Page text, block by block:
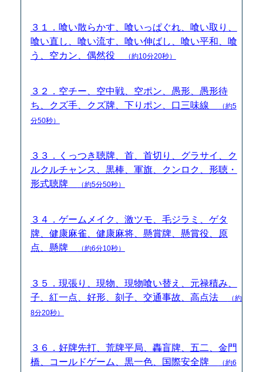
３１．喰い散らかす、喰いっぱぐれ、喰い取り、
喰い直し、喰い流す、喰い伸ばし、喰い平和、喰
う、空カン、偶然役
（約10分20秒）
３２．空チー、空中戦、空ポン、愚形、愚形待
ち、クズ手、クズ牌、下りポン、口三味線
（約5
分50秒）
３３．くっつき聴牌、首、首切り、グラサイ、ク
ルクルチャンス、黒棒、軍旗、クンロク、形聴・
形式聴牌
（約5分50秒）
３４．ゲームメイク、激ツモ、毛ジラミ、ゲタ
牌、健康麻雀、健康麻将、懸賞牌、懸賞役、原
点、懸牌
（約6分10秒）
３５．現張り、現物、現物喰い替え、元禄積み、
子、紅一点、好形、刻子、交通事故、高点法
（約
8分20秒）
３６．好牌先打、荒牌平局、轟盲牌、五二、金門
橋、コールドゲーム、黒一色、国際安全牌
（約6